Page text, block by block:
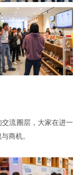
交流圈层， 大家在进一
商机。